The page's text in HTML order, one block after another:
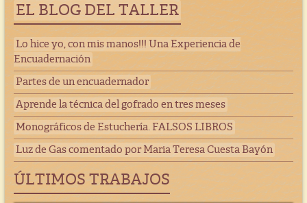
EL BLOG DEL TALLER
Lo hice yo, con mis manos!!! Una Experiencia de
Encuadernación
Partes de un encuadernador
Aprende la técnica del gofrado en tres meses
Monográficos de Estuchería. FALSOS LIBROS
Luz de Gas comentado por Maria Teresa Cuesta Bayón
ÚLTIMOS TRABAJOS